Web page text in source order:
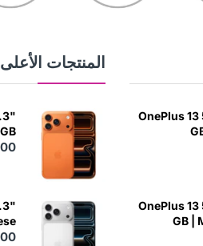
OnePlus 13
OnePlus 13
GB |
المنتجات